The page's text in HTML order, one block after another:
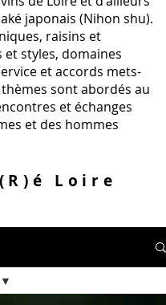
japonais (Nihon shu).
raisins et
et styles, domaines
et accords mets-
sont abordés au
et échanges
et des hommes
(R) é Loire